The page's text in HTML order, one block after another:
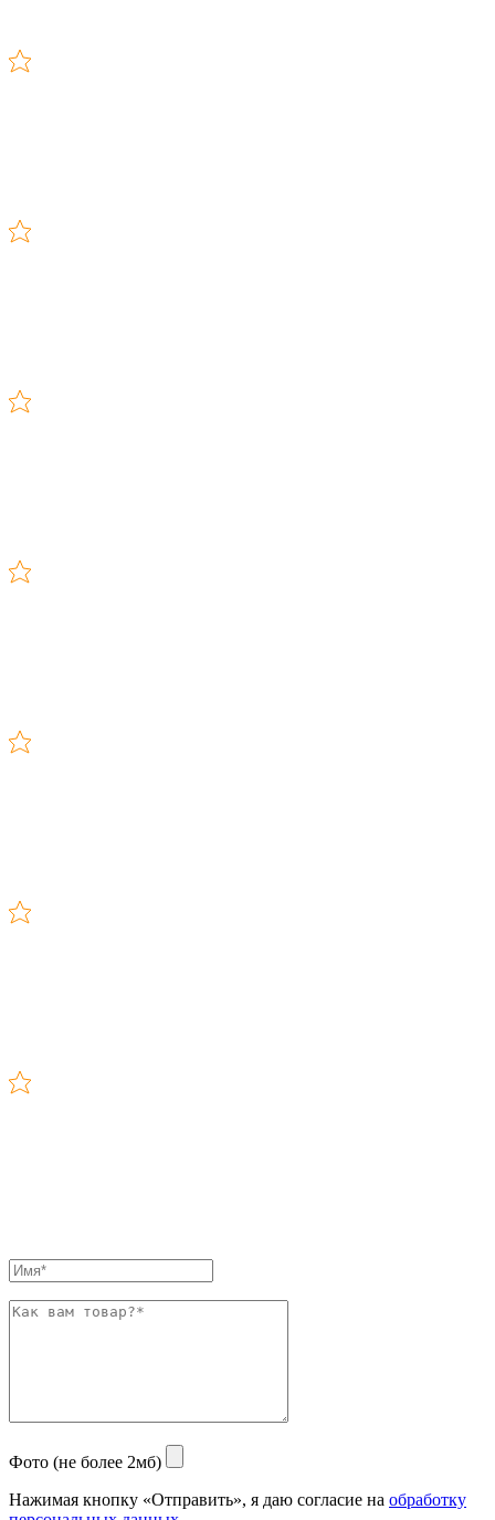
Фото (не более 2мб)
Нажимая кнопку «Отправить», я даю согласие на обработку